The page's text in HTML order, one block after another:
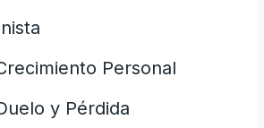
Personal
y Pérdida